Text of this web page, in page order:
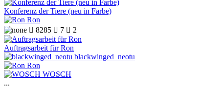
Konferenz der Tiere (neu in Farbe)
Ron
 8285  7  2
Auftragsarbeit für Ron
blackwinged_neotu
Ron
WOSCH
...